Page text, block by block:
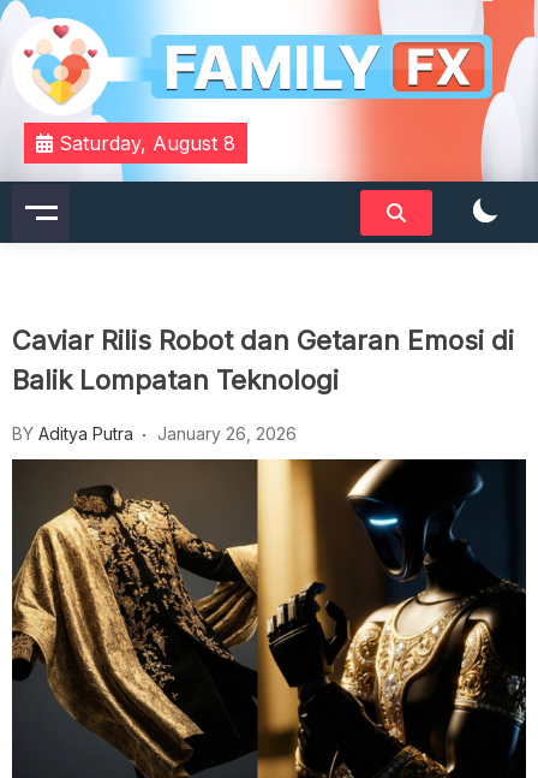
Skip
content
Familyfx
Your Daily Dose of Family Wisdom
Saturday, August 8
Caviar Rilis Robot dan Getaran Emosi di
Balik Lompatan Teknologi
BY Aditya Putra January 26, 2026